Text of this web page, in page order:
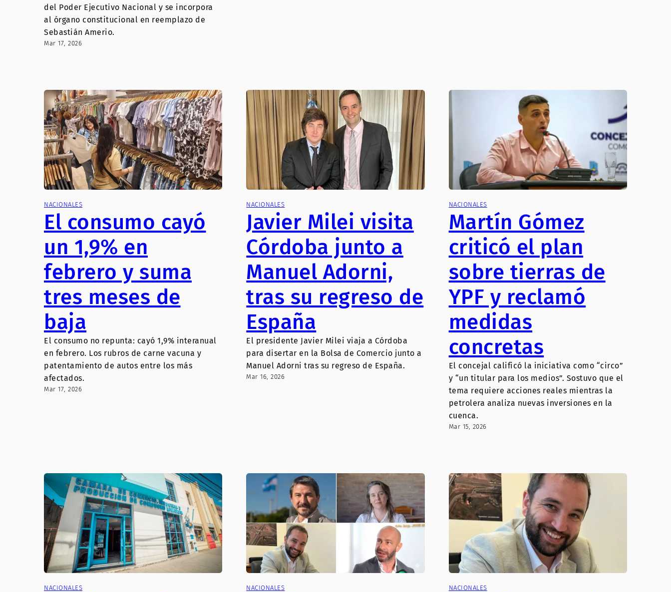
del Poder Ejecutivo Nacional y se incorpora
al órgano constitucional en reemplazo de
Sebastián Amerio.
Mar 17, 2026
NACIONALES
El consumo cayó
un 1,9% en
febrero y suma
tres meses de
baja
El consumo no repunta: cayó 1,9% interanual
en febrero. Los rubros de carne vacuna y
patentamiento de autos entre los más
afectados.
Mar 17, 2026
NACIONALES
Javier Milei visita
Córdoba junto a
Manuel Adorni,
tras su regreso de
España
El presidente Javier Milei viaja a Córdoba
para disertar en la Bolsa de Comercio junto a
Manuel Adorni tras su regreso de España.
Mar 16, 2026
NACIONALES
Martín Gómez
criticó el plan
sobre tierras de
YPF y reclamó
medidas
concretas
El concejal calificó la iniciativa como “circo”
y “un titular para los medios”. Sostuvo que el
tema requiere acciones reales mientras la
petrolera analiza nuevas inversiones en la
cuenca.
Mar 15, 2026
NACIONALES NACIONALES NACIONALES